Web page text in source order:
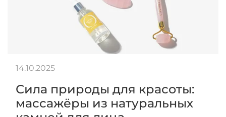
Сила природы для красоты:
массажёры из натуральных
14.10.2025